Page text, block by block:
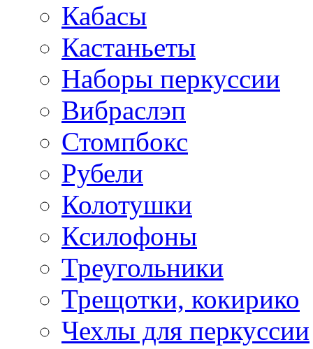
Кабасы
Кастаньеты
Наборы перкуссии
Вибраслэп
Стомпбокс
Рубели
Колотушки
Ксилофоны
Треугольники
Трещотки, кокирико
Чехлы для перкуссии